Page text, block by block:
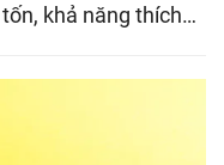
khả năng thích…